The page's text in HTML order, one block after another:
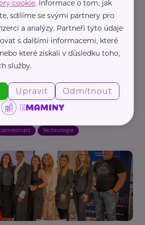
prověří ještě před pohovorem.
stopa ovlivnit hledání práce
zaměstnání Technologie
cookie. Informace o tom, jak
sdílíme se svými partnery pro
a analýzy. Partneři tyto údaje
s dalšími informacemi, které
které získali v důsledku toho,
služby.
Upravit Odmítnout